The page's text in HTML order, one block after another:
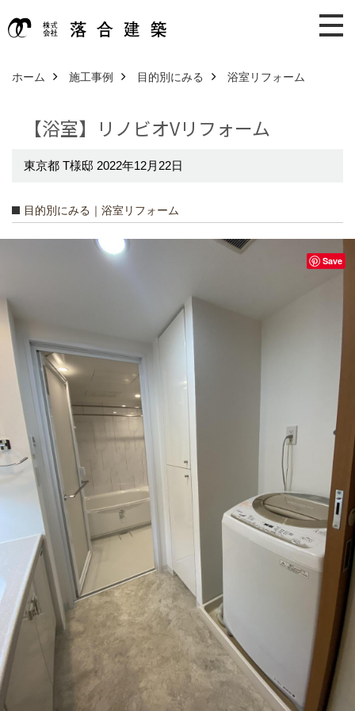
ホーム 施工事例 目的別にみる 浴室リフォーム
【浴室】リノビオVリフォーム
東京都 T様邸 2022年12月22日
目的別にみる｜浴室リフォーム
Save